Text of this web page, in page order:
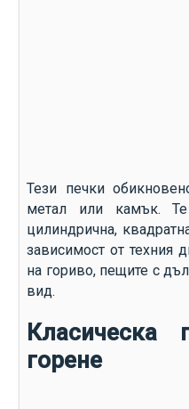
Тези печки
метал или камък.
цилиндрична,
зависимост от техния
на гориво, пещите с
вид.
горене